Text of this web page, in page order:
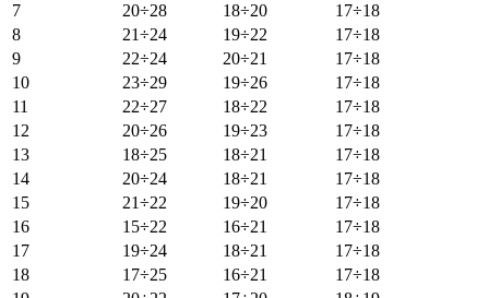
7
20÷28 18÷20
17÷18
8
21÷24 19÷22
17÷18
9
22÷24 20÷21
17÷18
10
23÷29 19÷26
17÷18
11
22÷27 18÷22
17÷18
12
20÷26 19÷23
17÷18
13
18÷25 18÷21
17÷18
14
20÷24 18÷21
17÷18
15
21÷22 19÷20
17÷18
16
15÷22 16÷21
17÷18
17
19÷24 18÷21
17÷18
18
17÷25 16÷21
17÷18